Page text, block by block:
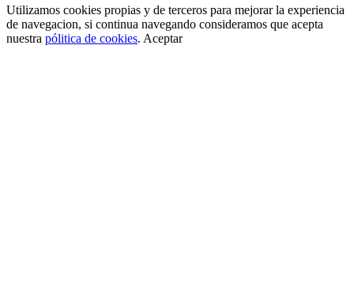
Utilizamos cookies propias y de terceros para mejorar la experiencia
de navegacion, si continua navegando consideramos que acepta
nuestra pólitica de cookies. Aceptar